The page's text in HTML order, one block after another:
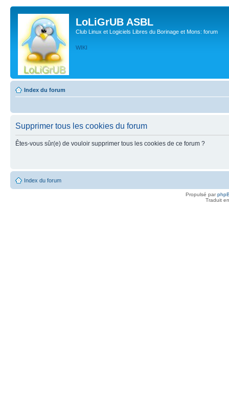
LoLiGrUB ASBL
Club Linux et Logiciels Libres du Borinage et Mons: forum
WIKI
Index du forum
Supprimer tous les cookies du forum
Êtes-vous sûr(e) de vouloir supprimer tous les cookies de ce forum ?
Index du forum
Propulsé par
Traduit